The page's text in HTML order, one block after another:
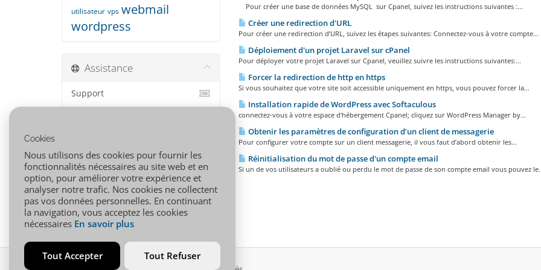
Pour créer une base de données MySQL sur Cpanel, suivez les instructions suivantes :...
Créer une redirection d'URL
Pour créer une redirection d’URL, suivez les étapes suivantes: Connectez-vous à votre compte...
Déploiement d'un projet Laravel sur cPanel
Pour déployer votre projet Laravel sur Cpanel, veuillez suivre les instructions suivantes:...
Forcer la redirection de http en https
Si vous souhaitez que votre site soit accessible uniquement en https, vous pouvez forcer la...
Installation rapide de WordPress avec Softaculous
connectez-vous à votre espace d'hébergement Cpanel; cliquez sur WordPress Manager by...
Obtenir les paramètres de configuration d’un client de messagerie
Pour configurer votre compte sur un client messagerie, il vous faut d’abord obtenir les...
Réinitialisation du mot de passe d'un compte email
Si un de vos utilisateurs a oublié ou perdu le mot de passe de son compte email vous pouvez
utilisateur vps webmail
wordpress
Assistance
Support
Téléchargements
État du réseau
Ouvrir une demande
Cookies
Nous utilisons des cookies pour fournir les
fonctionnalités nécessaires au site web et en
option, pour améliorer votre expérience et
analyser notre trafic. Nos cookies ne collectent
pas vos données personnelles. En continuant
la navigation, vous acceptez les cookies
nécessaires En savoir plus
Tout Accepter Tout Refuser